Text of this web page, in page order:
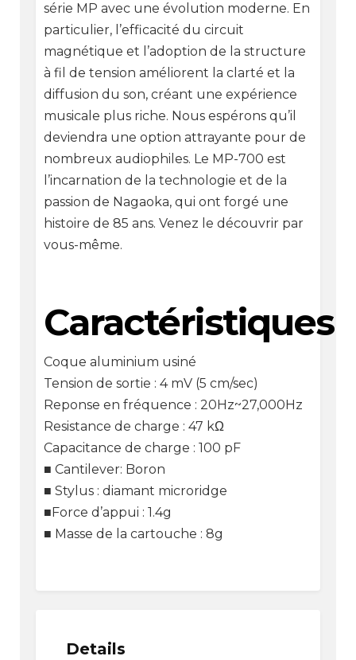
série MP avec une évolution moderne. En
particulier, l’efficacité du circuit
magnétique et l’adoption de la structure
à fil de tension améliorent la clarté et la
diffusion du son, créant une expérience
musicale plus riche. Nous espérons qu’il
deviendra une option attrayante pour de
nombreux audiophiles. Le MP-700 est
l’incarnation de la technologie et de la
passion de Nagaoka, qui ont forgé une
histoire de 85 ans. Venez le découvrir par
vous-même.
Caractéristiques
Coque aluminium usiné
Tension de sortie : 4 mV (5 cm/sec)
Reponse en fréquence : 20Hz~27,000Hz
Resistance de charge : 47 kΩ
Capacitance de charge : 100 pF
■ Cantilever: Boron
■ Stylus : diamant microridge
■Force d’appui : 1.4g
■ Masse de la cartouche : 8g
Details